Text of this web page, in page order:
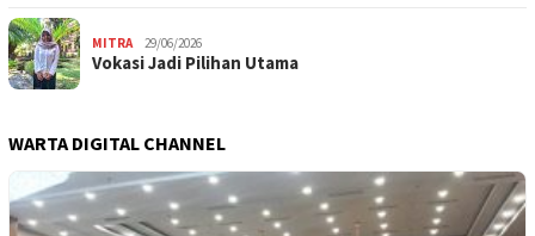
MITRA 29/06/2026
Vokasi Jadi Pilihan Utama
WARTA DIGITAL CHANNEL